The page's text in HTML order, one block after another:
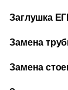
Заглушка
Замена
Замена